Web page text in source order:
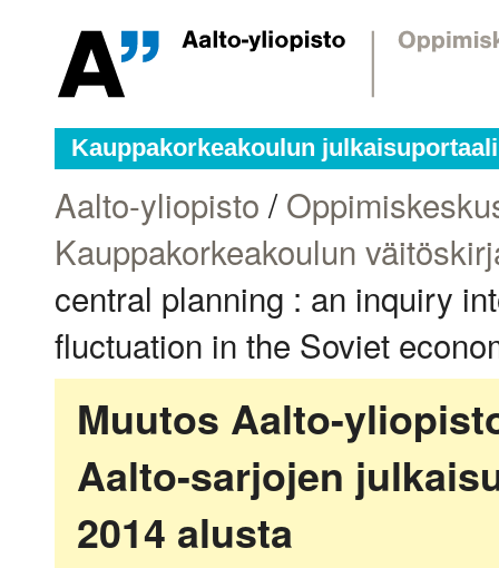
Kauppakorkeakoulun julkaisuportaali
Aalto-yliopisto /
Kauppakorkeakoulun
central planning : an inquiry
fluctuation in the Soviet
Muutos Aalto-
Aalto-sarjojen
2014 alusta